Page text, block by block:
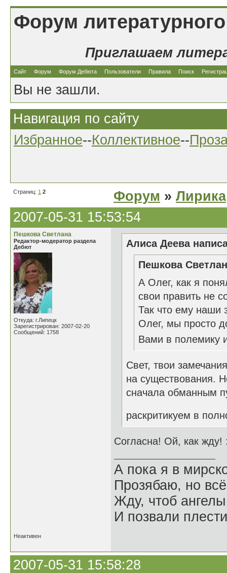
Форум
Приглашаем
Сайт Форум Форум Дебюта Пользователи Правила Поиск
Вы не зашли.
Навигация по сайту
Избранное--Коллективное--
Страниц: 1 2 Форум » Лирика
2007-05-31 15:53:54
Пешкова Светлана
Редактор-модератор раздела
Дебют
Откуда: г.Липецк
Зарегистрирован: 2007-02-20
Сообщений: 1758
Алиса Деева
Пешкова
А Олег, как я
свои править не
Так что ему наши
Олег, мы просто
Вами в полемику
Свет, твои
на существования.
сначала обманным
раскритикуем в
Согласна! Ой, как жду!
А пока я в
Прозябаю, но
Жду, чтоб
И позвали
Неактивен
2007-05-31 15:58:28